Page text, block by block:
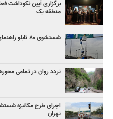
برگزاری آیین نکوداشت
منطقه یک
شستشوی ۸۰ تابلو راهنمای مسیر با استفاده از بالابر
تردد روان در تمامی
اجرای طرح مکانیزه
تهران